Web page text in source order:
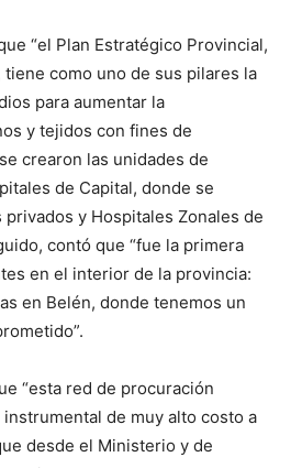
“el Plan Estratégico Provincial,
tiene como uno de sus pilares la
para aumentar la
y tejidos con fines de
crearon las unidades de
de Capital, donde se
y Hospitales Zonales de
contó que “fue la primera
en el interior de la provincia:
en Belén, donde tenemos un
“esta red de procuración
de muy alto costo a
desde el Ministerio y de